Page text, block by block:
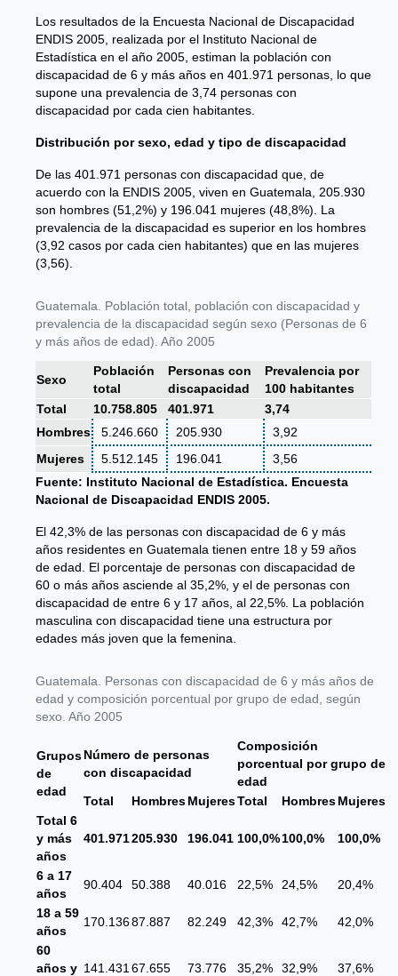
Los resultados de la Encuesta Nacional de Discapacidad
ENDIS 2005, realizada por el Instituto Nacional de
Estadística en el año 2005, estiman la población con
discapacidad de 6 y más años en 401.971 personas, lo que
supone una prevalencia de 3,74 personas con
discapacidad por cada cien habitantes.
Distribución por sexo, edad y tipo de discapacidad
De las 401.971 personas con discapacidad que, de
acuerdo con la ENDIS 2005, viven en Guatemala, 205.930
son hombres (51,2%) y 196.041 mujeres (48,8%). La
prevalencia de la discapacidad es superior en los hombres
(3,92 casos por cada cien habitantes) que en las mujeres
(3,56).
Guatemala. Población total, población con discapacidad y
prevalencia de la discapacidad según sexo (Personas de 6
y más años de edad). Año 2005
Sexo
Población
total
Personas con
discapacidad
Prevalencia por
100 habitantes
Total
10.758.805 401.971
3,74
Hombres
5.246.660 205.930
3,92
Mujeres
5.512.145 196.041
3,56
Fuente: Instituto Nacional de Estadística. Encuesta
Nacional de Discapacidad ENDIS 2005.
El 42,3% de las personas con discapacidad de 6 y más
años residentes en Guatemala tienen entre 18 y 59 años
de edad. El porcentaje de personas con discapacidad de
60 o más años asciende al 35,2%, y el de personas con
discapacidad de entre 6 y 17 años, al 22,5%. La población
masculina con discapacidad tiene una estructura por
edades más joven que la femenina.
Guatemala. Personas con discapacidad de 6 y más años de
edad y composición porcentual por grupo de edad, según
sexo. Año 2005
Grupos
de
edad
Número de personas
con discapacidad
Composición
porcentual por grupo de
edad
Total
HombresMujeresTotal HombresMujeres
Total 6
y más
años
401.971205.930 196.041 100,0%100,0% 100,0%
6 a 17
años
90.404 50.388 40.016 22,5% 24,5%
20,4%
18 a 59
años
170.13687.887 82.249 42,3% 42,7%
42,0%
60
años y 141.431 67.655 73.776 35,2% 32,9% 37,6%